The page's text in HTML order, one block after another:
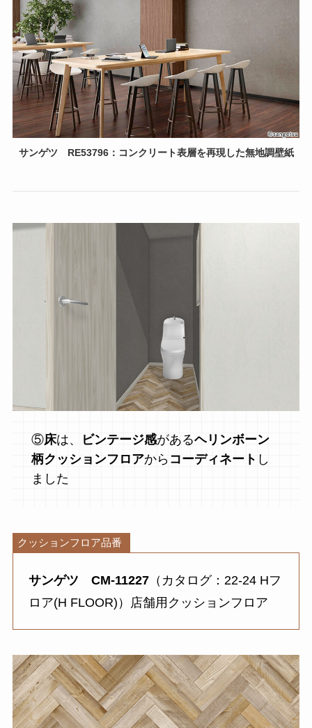
サンゲツ RE53796：コンクリート表層を再現した無地調壁紙
⑤床は、 ビンテージ感があるヘリンボーン
柄クッションフロアから コーディネート し
ました
クッションフロア品番
サンゲツ CM-11227 （カタログ：22-24 Hフ
ロア(H FLOOR)）店舗用クッションフロア